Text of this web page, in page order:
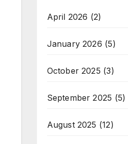
April 2026 (2)
January 2026 (5)
October 2025 (3)
September 2025 (5)
August 2025 (12)